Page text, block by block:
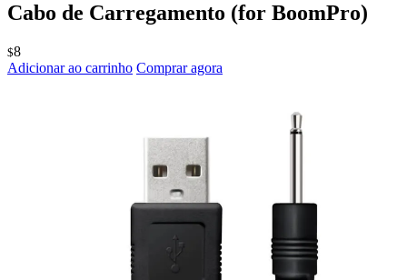
Cabo de Carregamento (for BoomPro)
$8
Adicionar ao carrinho Comprar agora